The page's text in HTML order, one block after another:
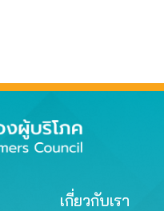
เกี่ยวกับเรา